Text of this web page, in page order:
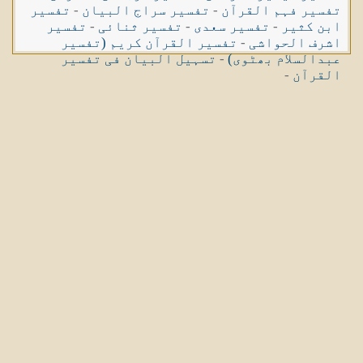
تفسیر فہم القرآن - تفسیر سراج البیان - تفسیر
ابن کثیر - تفسیر سعدی - تفسیر ثنائی - تفسیر
اشرف الحواشی - تفسیر القرآن کریم (تفسیر
عبدالسلام بھٹوی)-تسہیل البیان فی تفسیر
القرآن -